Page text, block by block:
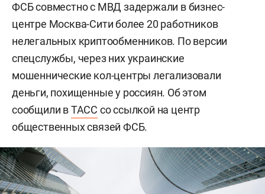
ФСБ совместно с МВД задержали в бизнес-
центре Москва-Сити более 20 работников
нелегальных криптообменников. По версии
спецслужбы, через них украинские
мошеннические кол-центры легализовали
деньги, похищенные у россиян. Об этом
сообщили вТАСС со ссылкой на центр
общественных связей ФСБ.